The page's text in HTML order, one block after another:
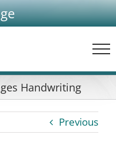
Handwriting
Previous